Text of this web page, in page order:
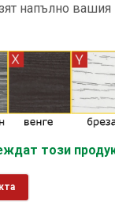
напълно
този